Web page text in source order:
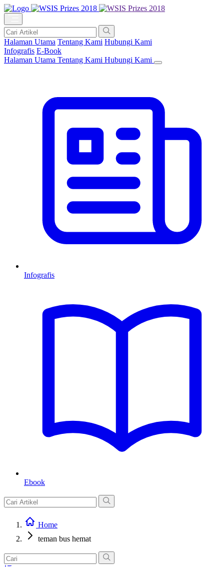
Halaman Utama Tentang Kami Hubungi Kami
Infografis E-Book
Halaman Utama Tentang Kami Hubungi Kami
Infografis
Ebook
Home
teman bus hemat